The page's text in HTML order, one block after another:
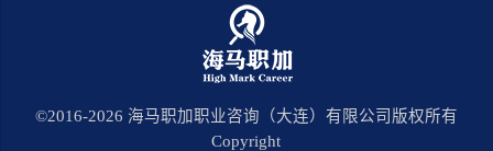
©2016-2026 海马职加职业咨询（大连）有限公司版权所有
Copyright